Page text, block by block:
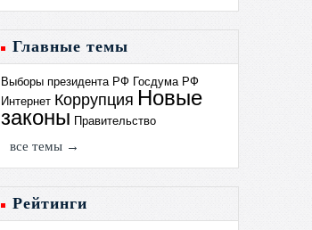
Главные темы
Выборы президента РФ Госдума РФ
Интернет Коррупция Новые
законы Правительство
все темы →
Рейтинги